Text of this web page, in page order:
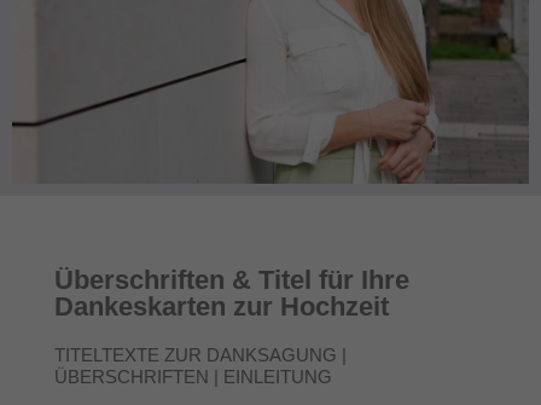
Überschriften & Titel für Ihre
Dankeskarten zur Hochzeit
TITELTEXTE ZUR DANKSAGUNG |
ÜBERSCHRIFTEN | EINLEITUNG